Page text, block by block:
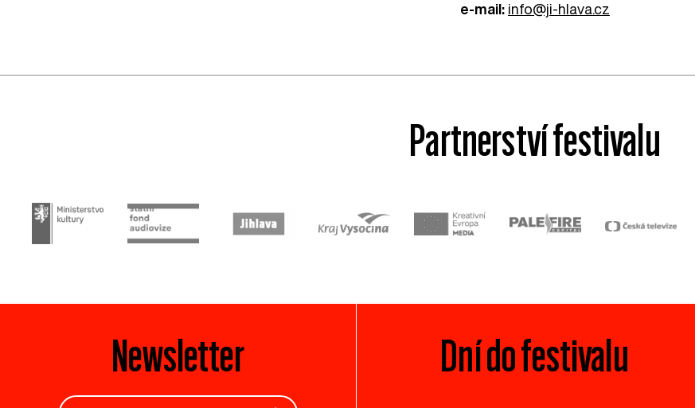
e-mail: info@ji-hlava.cz
Partnerství festivalu
Newsletter Dní do festivalu